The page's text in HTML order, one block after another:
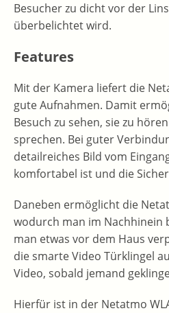
Besucher zu dicht vor der
überbelichtet wird.
Features
Mit der Kamera liefert die
gute Aufnahmen. Damit
Besuch zu sehen, sie zu
sprechen. Bei guter
detailreiches Bild vom
komfortabel ist und die
Daneben ermöglicht die
wodurch man im Nachhinein
man etwas vor dem Haus
die smarte Video Türklingel
Video, sobald jemand
Hierfür ist in der Netatmo